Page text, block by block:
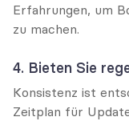
Erfahrungen, um
zu machen.
4. Bieten Sie
Konsistenz ist
Zeitplan für